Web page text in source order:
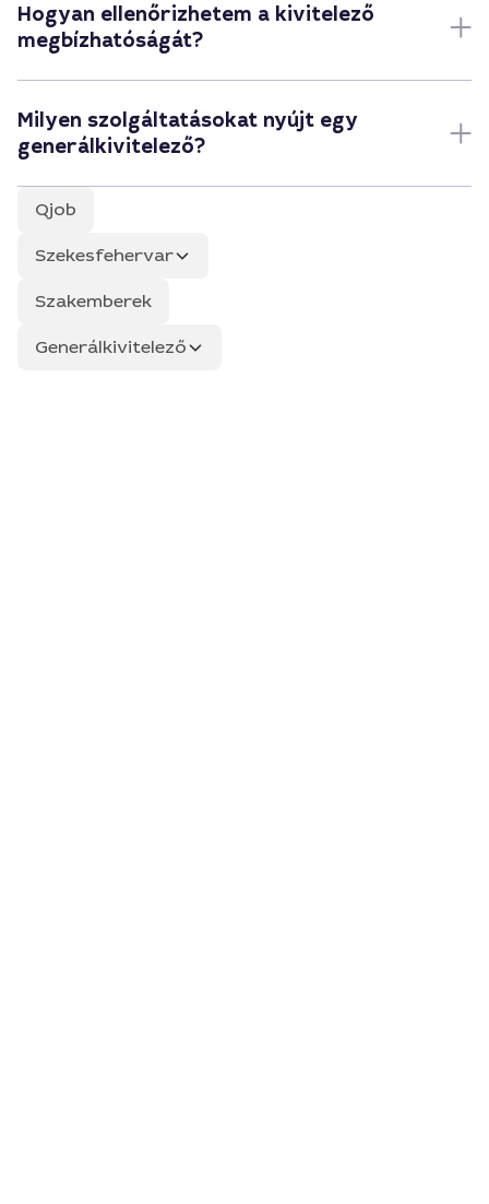
Hogyan ellenőrizhetem a kivitelező
megbízhatóságát?
Milyen szolgáltatásokat nyújt egy
generálkivitelező?
Qjob
Szekesfehervar
Szakemberek
Generálkivitelező